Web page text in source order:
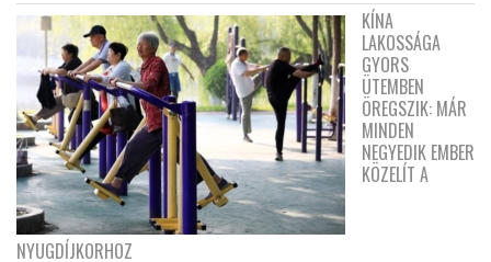
KÍNA
LAKOSSÁGA
GYORS
ÜTEMBEN
ÖREGSZIK: MÁR
MINDEN
NEGYEDIK EMBER
KÖZELÍT A
NYUGDÍJKORHOZ